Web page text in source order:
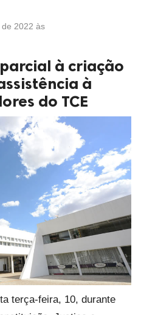
2022 às
à criação
à
do TCE
terça-feira, 10, durante